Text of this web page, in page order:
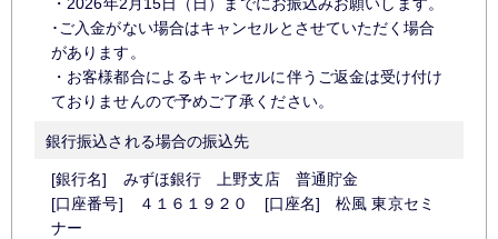
･ご入金がない場合はキャンセルとさせていただく場合
があります。
・お客様都合によるキャンセルに伴うご返金は受け付け
ておりませんので予めご了承ください。
銀行振込される場合の振込先
[銀行名] みずほ銀行 上野支店 普通貯金
[口座番号] ４１６１９２０ [口座名] 松風 東京セミ
ナー